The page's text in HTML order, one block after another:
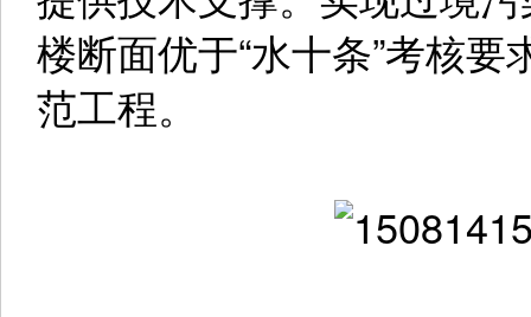
楼断面优于“水十条”考核
范工程。